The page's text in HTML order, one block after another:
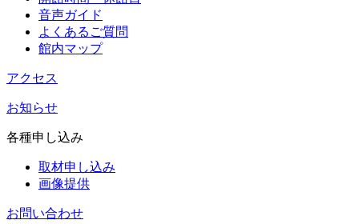
音声ガイド
よくあるご質問
館内マップ
アクセス
お知らせ
各種申し込み
取材申し込み
画像提供
お問い合わせ